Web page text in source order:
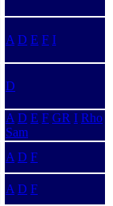
A D E F I
D
A D E F GR I Rho
Sam
A D F
A D F